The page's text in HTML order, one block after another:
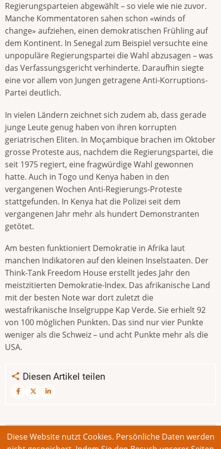
Regierungsparteien abgewählt – so viele wie nie zuvor.
Manche Kommentatoren sahen schon «winds of
change» aufziehen, einen demokratischen Frühling auf
dem Kontinent. In Senegal zum Beispiel versuchte eine
unpopuläre Regierungspartei die Wahl abzusagen – was
das Verfassungsgericht verhinderte. Daraufhin siegte
eine vor allem von Jungen getragene Anti-Korruptions-
Partei deutlich.
In vielen Ländern zeichnet sich zudem ab, dass gerade
junge Leute genug haben von ihren korrupten
geriatrischen Eliten. In Moçambique brachen im Oktober
grosse Proteste aus, nachdem die Regierungspartei, die
seit 1975 regiert, eine fragwürdige Wahl gewonnen
hatte. Auch in Togo und Kenya haben in den
vergangenen Wochen Anti-Regierungs-Proteste
stattgefunden. In Kenya hat die Polizei seit dem
vergangenen Jahr mehr als hundert Demonstranten
getötet.
Am besten funktioniert Demokratie in Afrika laut
manchen Indikatoren auf den kleinen Inselstaaten. Der
Think-Tank Freedom House erstellt jedes Jahr den
meistzitierten Demokratie-Index. Das afrikanische Land
mit der besten Note war dort zuletzt die
westafrikanische Inselgruppe Kap Verde. Sie erhielt 92
von 100 möglichen Punkten. Das sind nur vier Punkte
weniger als die Schweiz – und acht Punkte mehr als die
USA.
Diesen Artikel teilen
© 2026 Bonner Aufruf. Alle Rechte vorbehalten.
Diese Website nutzt Cookies. Persönliche Daten werden